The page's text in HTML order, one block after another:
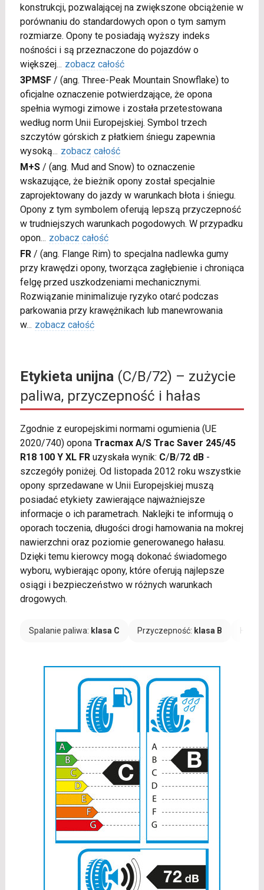
konstrukcji, pozwalającej na zwiększone obciążenie w
porównaniu do standardowych opon o tym samym
rozmiarze. Opony te posiadają wyższy indeks
nośności i są przeznaczone do pojazdów o
większej... zobacz całość
3PMSF/ (ang. Three-Peak Mountain Snowflake) to
oficjalne oznaczenie potwierdzające, że opona
spełnia wymogi zimowe i została przetestowana
według norm Unii Europejskiej. Symbol trzech
szczytów górskich z płatkiem śniegu zapewnia
wysoką... zobacz całość
M+S/ (ang. Mud and Snow) to oznaczenie
wskazujące, że bieżnik opony został specjalnie
zaprojektowany do jazdy w warunkach błota i śniegu.
Opony z tym symbolem oferują lepszą przyczepność
w trudniejszych warunkach pogodowych. W przypadku
opon... zobacz całość
FR/ (ang. Flange Rim) to specjalna nadlewka gumy
przy krawędzi opony, tworząca zagłębienie i chroniąca
felgę przed uszkodzeniami mechanicznymi.
Rozwiązanie minimalizuje ryzyko otarć podczas
parkowania przy krawężnikach lub manewrowania
w... zobacz całość
Etykieta unijna(C/B/72) – zużycie
paliwa, przyczepność i hałas
Zgodnie z europejskimi normami ogumienia (UE
2020/740) opona Tracmax A/S Trac Saver 245/45
R18 100 Y XL FRuzyskała wynik: C/B/72 dB-
szczegóły poniżej. Od listopada 2012 roku wszystkie
opony sprzedawane w Unii Europejskiej muszą
posiadać etykiety zawierające najważniejsze
informacje o ich parametrach. Naklejki te informują o
oporach toczenia, długości drogi hamowania na mokrej
nawierzchni oraz poziomie generowanego hałasu.
Dzięki temu kierowcy mogą dokonać świadomego
wyboru, wybierając opony, które oferują najlepsze
osiągi i bezpieczeństwo w różnych warunkach
drogowych.
Spalanie paliwa: klasa C Przyczepność: klasa B